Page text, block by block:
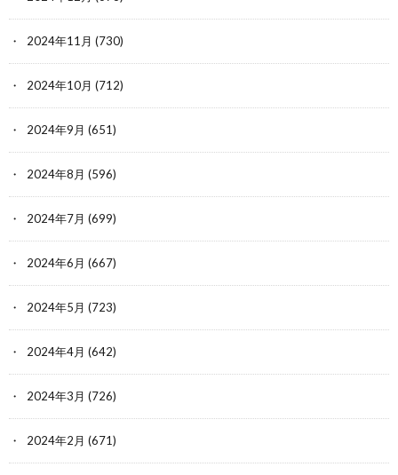
2024年11月 (730)
2024年10月 (712)
2024年9月 (651)
2024年8月 (596)
2024年7月 (699)
2024年6月 (667)
2024年5月 (723)
2024年4月 (642)
2024年3月 (726)
2024年2月 (671)